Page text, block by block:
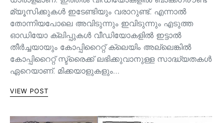
മ്യൂസിക്കുകൾ ഇടേണ്ടിയും വരാറുണ്ട്. എന്നാൽ
തോന്നിയപോലെ അവിടുന്നും ഇവിടുന്നും എടുത്ത
ഓഡിയോ ക്ലിപ്പുകൾ വീഡിയോകളിൽ ഇട്ടാൽ
തീർച്ചയായും കോപ്പിറൈറ്റ് ക്ലെയിം അല്ലെങ്കിൽ
കോപ്പിറൈറ്റ് സ്ട്രൈക്ക് ലഭിക്കുവാനുള്ള സാദ്ധ്യതകൾ
ഏറെയാണ്. മിക്കയാളുകളും…
VIEW POST